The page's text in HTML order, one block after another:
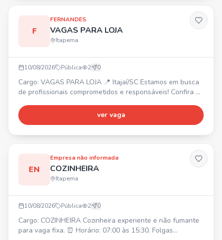
F
FERNANDES
VAGAS PARA LOJA
Itapema
10/08/2026 Pública 2 0
Cargo: VAGAS PARA LOJA 📍 Itajaí/SC Estamos em busca
de profissionais comprometidos e responsáveis! Confira as
Motorista - Carregador de Caminhão - Motorista CNH C/D
💰 Oferecemos: remuneração competitiva, Cartão Refeição
ver vaga
EN
Empresa não informada
COZINHEIRA
Itapema
10/08/2026 Pública 2 0
Cargo: COZINHEIRA Cozinheira experiente e não fumante
para vaga fixa. ⏰ Horário: 07:00 às 15:30. Folgas